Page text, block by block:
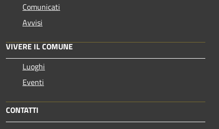
Comunicati
Avvisi
VIVERE IL COMUNE
Luoghi
Eventi
CONTATTI